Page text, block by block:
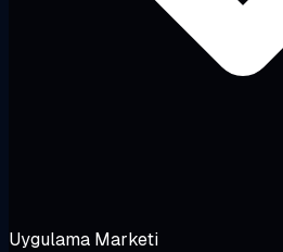
Uygulama Marketi